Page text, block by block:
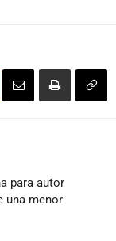
para autor
una menor